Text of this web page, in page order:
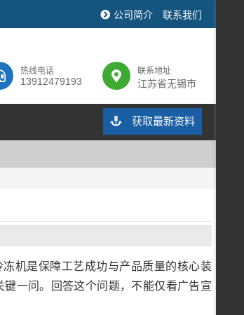
公司简介 联系我们
热线电话
13912479193
联系地址
江苏省无锡市
获取最新资料
机是保障工艺成功与产品质量的核心装
键一问。回答这个问题，不能仅看广告宣